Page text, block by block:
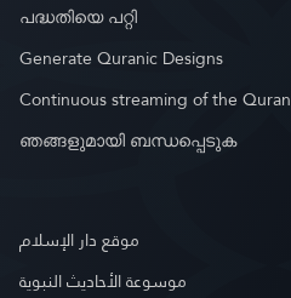
പദ്ധതിയെ പറ്റി
Generate Quranic Designs
Continuous streaming of the Quran
ഞങ്ങളുമായി ബന്ധപ്പെടുക
موقع دار الإسلام
موسوعة الأحاديث النبوية